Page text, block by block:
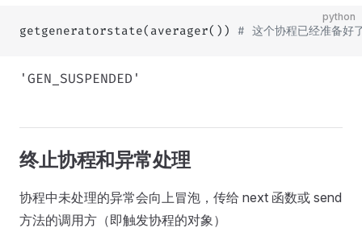
python
getgeneratorstate(averager()) # 这个协程已经准备好
'GEN_SUSPENDED'
终止协程和异常处理
协程中未处理的异常会向上冒泡，传给 next 函数或 send
方法的调用方（即触发协程的对象）